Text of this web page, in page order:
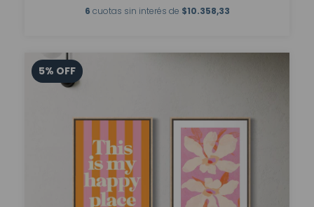
6 cuotas sin interés de $10.358,33
5% OFF